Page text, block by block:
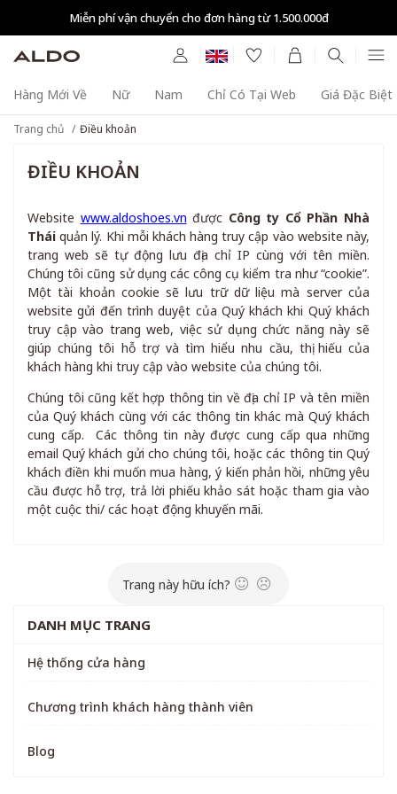
Miễn phí vận chuyển cho đơn hàng từ 1.500.000đ
Hàng Mới Về Nữ Nam Chỉ Có Tại Web Giá Đặc Biệt
Trang chủ Điều khoản
ĐIỀU KHOẢN
Website www.aldoshoes.vn được Công ty Cổ Phần Nhà
Thái quản lý. Khi mỗi khách hàng truy cập vào website này,
trang web sẽ tự động lưu địa chỉ IP cùng với tên miền.
Chúng tôi cũng sử dụng các công cụ kiểm tra như “cookie”.
Một tài khoản cookie sẽ lưu trữ dữ liệu mà server của
website gửi đến trình duyệt của Quý khách khi Quý khách
truy cập vào trang web, việc sử dụng chức năng này sẽ
giúp chúng tôi hỗ trợ và tìm hiểu nhu cầu, thị hiếu của
khách hàng khi truy cập vào website của chúng tôi.
Chúng tôi cũng kết hợp thông tin về địa chỉ IP và tên miền
của Quý khách cùng với các thông tin khác mà Quý khách
cung cấp. Các thông tin này được cung cấp qua những
email Quý khách gửi cho chúng tôi, hoặc các thông tin Quý
khách điền khi muốn mua hàng, ý kiến phản hồi, những yêu
cầu được hỗ trợ, trả lời phiếu khảo sát hoặc tham gia vào
một cuộc thi/ các hoạt động khuyến mãi.
Trang này hữu ích?
DANH MỤC TRANG
Hệ thống cửa hàng
Chương trình khách hàng thành viên
Blog